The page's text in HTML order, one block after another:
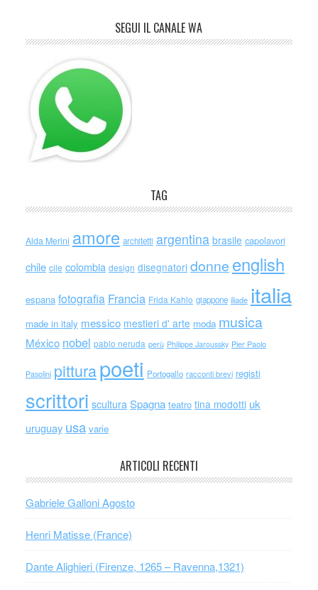
SEGUI IL CANALE WA
TAG
Alda Merini amore architetti argentina brasile capolavori
chile cile colombia design disegnatori donne english
espana fotografia Francia Frida Kahlo giappone iliade italia
made in italy messico mestieri d' arte moda musica
México nobel pablo neruda perù Philippe Jaroussky Pier Paolo
Pasolini pitturapoeti Portogallo racconti brevi registi
scrittori scultura Spagna teatro tina modotti uk
uruguay usa varie
ARTICOLI RECENTI
Gabriele Galloni Agosto
Henri Matisse (France)
Dante Alighieri (Firenze, 1265 – Ravenna,1321)